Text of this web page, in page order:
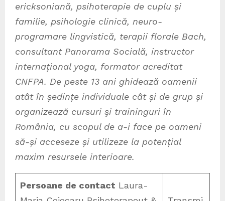
ericksoniană, psihoterapie de cuplu și
familie, psihologie clinică, neuro-
programare lingvistică, terapii florale Bach,
consultant Panorama Socială, instructor
internațional yoga, formator acreditat
CNFPA. De peste 13 ani ghidează oamenii
atât în ședințe individuale cât și de grup și
organizează cursuri şi traininguri în
România, cu scopul de a-i face pe oameni
să-și acceseze și utilizeze la potențial
maxim resursele interioare.
Persoane de contact Laura-